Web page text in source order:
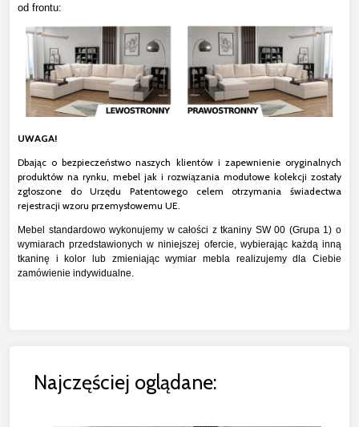
od frontu:
UWAGA!
Dbając o bezpieczeństwo naszych klientów i zapewnienie oryginalnych
produktów na rynku, mebel jak i rozwiązania modułowe kolekcji zostały
zgłoszone do Urzędu Patentowego celem otrzymania świadectwa
rejestracji wzoru przemysłowemu UE.
Mebel standardowo wykonujemy w całości z tkaniny SW 00 (Grupa 1) o
wymiarach przedstawionych w niniejszej ofercie, wybierając każdą inną
tkaninę i kolor lub zmieniając wymiar mebla realizujemy dla Ciebie
zamówienie indywidualne.
Najczęściej oglądane: